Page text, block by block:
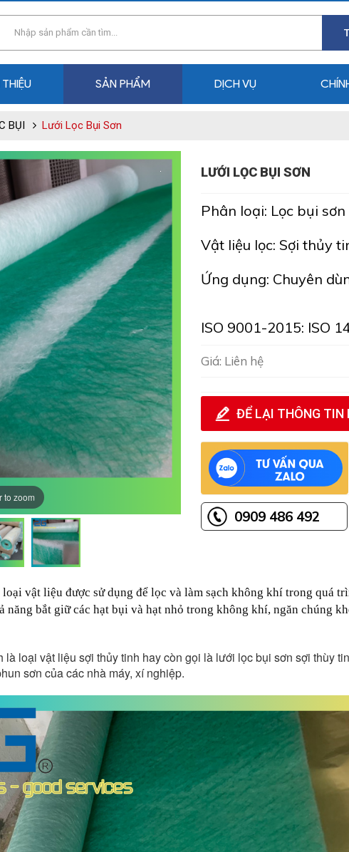
SẢN PHẨM DỊCH VỤ
BỤI Lưới Lọc Bụi Sơn
to zoom
LƯỚI LỌC BỤI SƠN
Phân loại: Lọc bụi sơn
Vật liệu lọc: Sợi thủy
Ứng dụng: Chuyên
ISO 9001-2015: ISO
Giá: Liên hệ
ĐỂ LẠI THÔNG TIN
0909 486 492
vật liệu được sử dụng để lọc và làm sạch không khí trong quá
bắt giữ các hạt bụi và hạt nhỏ trong không khí, ngăn chúng
loại vật liệu sợi thủy tinh hay còn gọi là lưới lọc bụi sơn sợi thùy
sơn của các nhà máy, xí nghiệp.